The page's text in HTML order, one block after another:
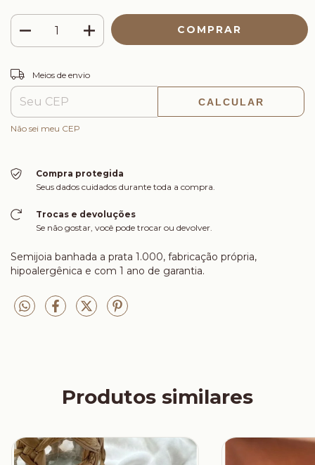
Entregas para o CEP:
Meios de envio
CALCULAR
Não sei meu CEP
Compra protegida
Seus dados cuidados durante toda a compra.
Trocas e devoluções
Se não gostar, você pode trocar ou devolver.
Semijoia banhada a prata 1.000, fabricação própria,
hipoalergênica e com 1 ano de garantia.
Produtos similares